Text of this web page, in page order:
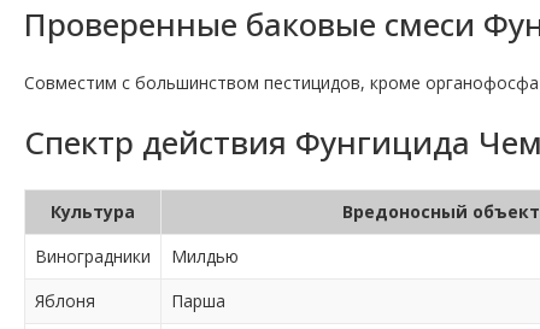
Проверенные баковые смеси
Совместим с большинством пестицидов, кроме
Спектр действия Фунгицида
Культура
Вредоносный объект
Виноградники
Милдью
Яблоня
Парша